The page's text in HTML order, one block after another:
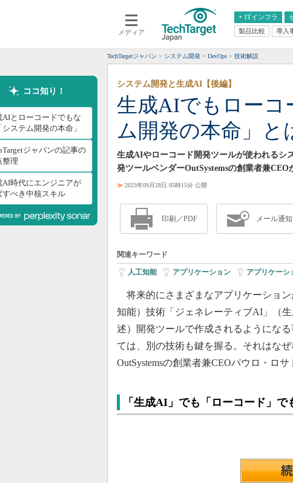
メディア
ITインフラ
クラウド
スマートモバイル
ネットワーク
システム運用管理
エンタープライズAI
ERP
CX
情報系システム
製品比較 導入
TechTargetジャパン システム開発 DevOps 技術解説
ココ知り！
AIとローコードでもな
システム開発の本命」
ジャパンの記事の
整理
AI時代にエンジニアが
すべき中核スキル
生成AIでもローコ
ム開発の本命」と
システム開発と生成AI【後編】
生成AIやローコード開発ツールが使われるシ
発ツールベンダーOutSystemsの創業者兼CEO
≫ 2023年09月28日 05時15分 公開
印刷／PDF メール通知
関連キーワード
人工知能| アプリケーション アプリケーシ
将来的にさまざまなアプリケーショ
知能）技術「ジェネレーティブAI」（
述）開発ツールで作成されるようにな
ては、別の技術も鍵を握る。それはな
OutSystemsの創業者兼CEOパウロ・ロサ
「生成AI」でも「ローコード」